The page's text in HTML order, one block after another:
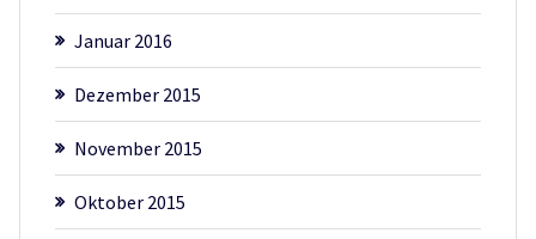
Januar 2016
Dezember 2015
November 2015
Oktober 2015